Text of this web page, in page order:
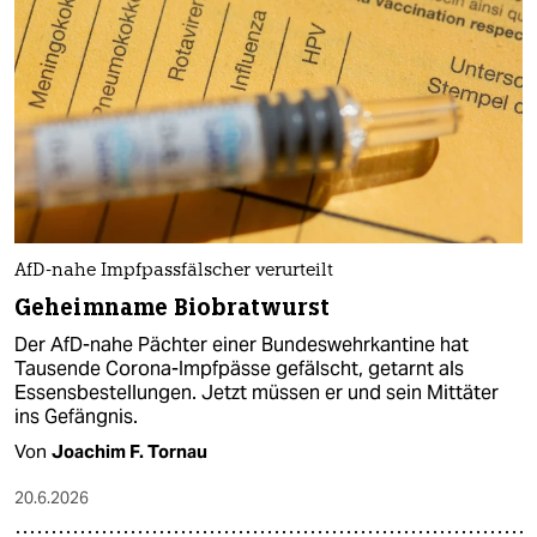
AfD-nahe Impfpassfälscher verurteilt
Geheimname Biobratwurst
Der AfD-nahe Pächter einer Bundeswehrkantine hat
Tausende Corona-Impfpässe gefälscht, getarnt als
Essensbestellungen. Jetzt müssen er und sein Mittäter
ins Gefängnis.
Von Joachim F. Tornau
20.6.2026